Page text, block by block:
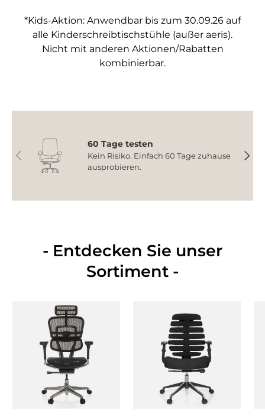
*Kids-Aktion: Anwendbar bis zum 30.09.26 auf
alle Kinderschreibtischstühle (außer aeris).
Nicht mit anderen Aktionen/Rabatten
kombinierbar.
Vorherige
60 Tage testen
Kein Risiko. Einfach 60 Tage zuhause
ausprobieren.
- Entdecken Sie unser
Sortiment -